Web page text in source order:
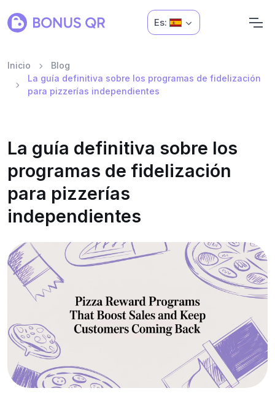
Es:
Inicio
Blog
La guía definitiva sobre los programas de fidelización
para pizzerías independientes
La guía definitiva sobre los
programas de fidelización
para pizzerías
independientes